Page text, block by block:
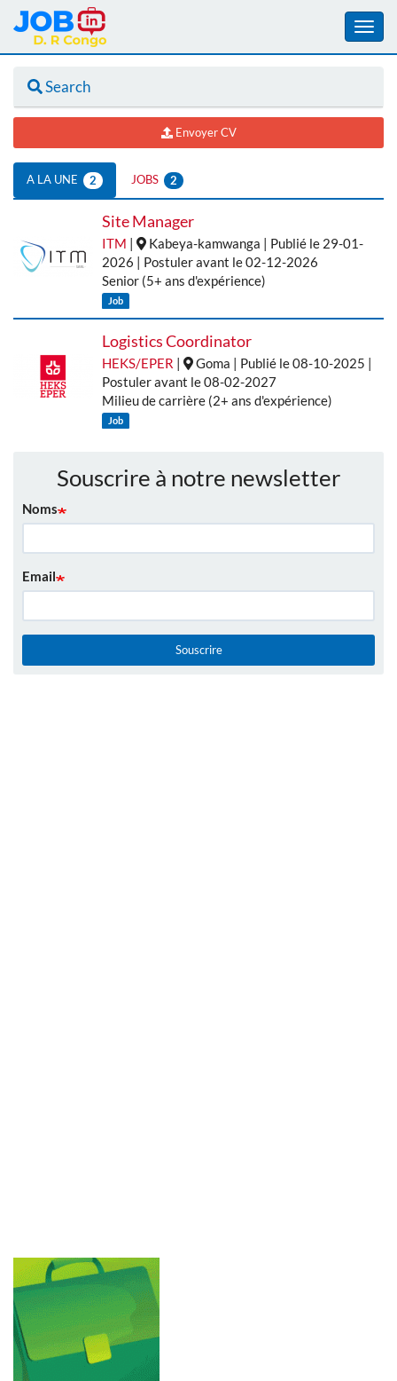
contenu
Search
Envoyer CV
Jobs
Menu
A LA UNE 2 JOBS 2
Site Manager
ITM |
Kabeya-kamwanga | Publié le 29-01-
2026 | Postuler avant le 02-12-2026
Senior (5+ ans d'expérience)
Job
Logistics Coordinator
HEKS/EPER |
Goma | Publié le 08-10-2025 |
Postuler avant le 08-02-2027
Milieu de carrière (2+ ans d'expérience)
Job
Souscrire à notre newsletter
Noms
Email
Souscrire